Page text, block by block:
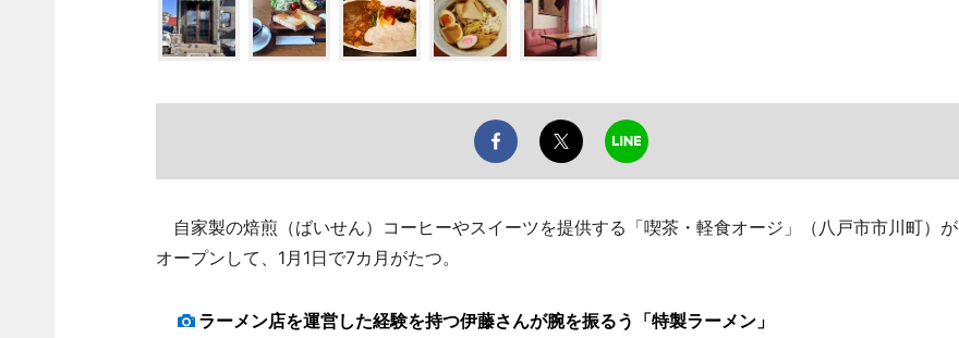
自家製の焙煎（ばいせん）コーヒーやスイーツを提供する「喫茶・軽食オージ」（八戸市市川町）が
オープンして、1月1日で7カ月がたつ。
ラーメン店を運営した経験を持つ伊藤さんが腕を振るう「特製ラーメン」